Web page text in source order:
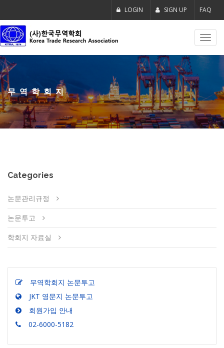
LOGIN SIGN UP FAQ
무역학회지
Categories
논문관리규정
논문투고
학회지 자료실
무역학회지 논문투고
JKT 영문지 논문투고
회원가입 안내
02-6000-5182